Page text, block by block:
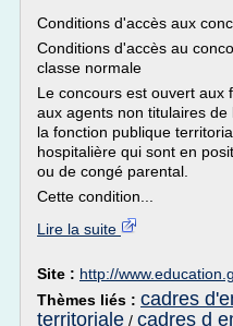
Conditions d'accès aux
Conditions d'accès au
classe normale
Le concours est ouvert aux
aux agents non titulaires
la fonction publique
hospitalière qui sont en
ou de congé parental.
Cette condition...
Lire la suite
Site : http://
Thèmes liés : cadres
territoriale / cadres d